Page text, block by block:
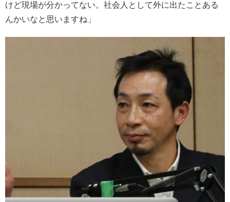
けど現場が分かってない。社会人として外に出たことある
んかいなと思いますね」